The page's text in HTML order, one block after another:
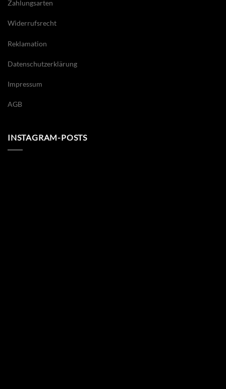
Zahlungsarten
Widerrufsrecht
Reklamation
Datenschutzerklärung
Impressum
AGB
INSTAGRAM-POSTS